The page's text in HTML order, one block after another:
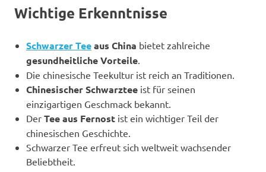
Wichtige Erkenntnisse
Schwarzer Teeaus China bietet zahlreiche
gesundheitliche Vorteile.
Die chinesische Teekultur ist reich an Traditionen.
Chinesischer Schwarztee ist für seinen
einzigartigen Geschmack bekannt.
Der Tee aus Fernost ist ein wichtiger Teil der
chinesischen Geschichte.
Schwarzer Tee erfreut sich weltweit wachsender
Beliebtheit.